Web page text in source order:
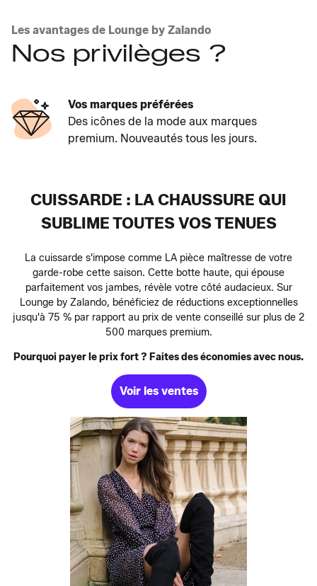
Les avantages de Lounge by Zalando
Nos privilèges ?
Vos marques préférées
Des icônes de la mode aux marques
premium. Nouveautés tous les jours.
CUISSARDE : LA CHAUSSURE QUI
SUBLIME TOUTES VOS TENUES
La cuissarde s'impose comme LA pièce maîtresse de votre
garde-robe cette saison. Cette botte haute, qui épouse
parfaitement vos jambes, révèle votre côté audacieux. Sur
Lounge by Zalando, bénéficiez de réductions exceptionnelles
jusqu'à 75 % par rapport au prix de vente conseillé sur plus de 2
500 marques premium.
Pourquoi payer le prix fort ? Faites des économies avec nous.
Voir les ventes